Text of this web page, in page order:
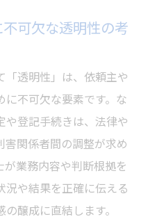
可欠な透明性の考
「透明性」は、依頼主や
不可欠な要素です。な
登記手続きは、法律や
関係者間の調整が求め
業務内容や判断根拠を
況や結果を正確に伝える
醸成に直結します。